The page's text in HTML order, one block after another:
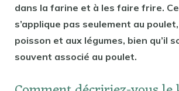
dans la farine et à les faire frire.
s’applique pas seulement au
poisson et aux légumes, bien qu’il
souvent associé au poulet.